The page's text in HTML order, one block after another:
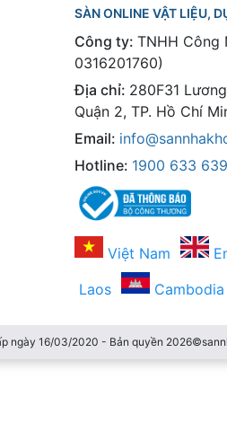
SÀN ONLINE VẬT LIỆU,
Công ty: TNHH Công
0316201760)
Địa chỉ: 280F31
Quận 2, TP. Hồ Chí
Email:
Hotline: 1900 633 639
Việt Nam
Laos
Cambodia
ngày 16/03/2020 - Bản quyền